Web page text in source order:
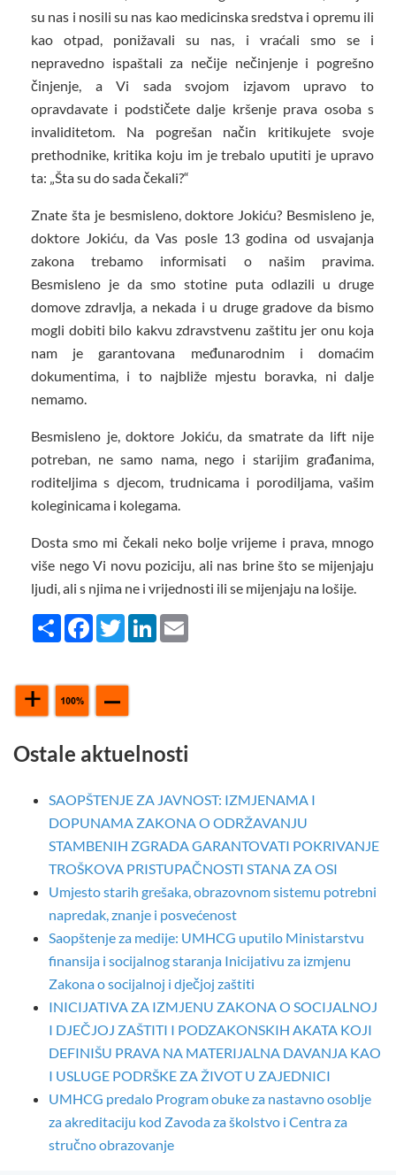
su nas i nosili su nas kao medicinska sredstva i opremu ili
kao otpad, ponižavali su nas, i vraćali smo se i
nepravedno ispaštali za nečije nečinjenje i pogrešno
činjenje, a Vi sada svojom izjavom upravo to
opravdavate i podstičete dalje kršenje prava osoba s
invaliditetom. Na pogrešan način kritikujete svoje
prethodnike, kritika koju im je trebalo uputiti je upravo
ta: „Šta su do sada čekali?“
Znate šta je besmisleno, doktore Jokiću? Besmisleno je,
doktore Jokiću, da Vas posle 13 godina od usvajanja
zakona trebamo informisati o našim pravima.
Besmisleno je da smo stotine puta odlazili u druge
domove zdravlja, a nekada i u druge gradove da bismo
mogli dobiti bilo kakvu zdravstvenu zaštitu jer onu koja
nam je garantovana međunarodnim i domaćim
dokumentima, i to najbliže mjestu boravka, ni dalje
nemamo.
Besmisleno je, doktore Jokiću, da smatrate da lift nije
potreban, ne samo nama, nego i starijim građanima,
roditeljima s djecom, trudnicama i porodiljama, vašim
koleginicama i kolegama.
Dosta smo mi čekali neko bolje vrijeme i prava, mnogo
više nego Vi novu poziciju, ali nas brine što se mijenjaju
ljudi, ali s njima ne i vrijednosti ili se mijenjaju na lošije.
Share FacebookTwitterLinkedIn
Ostale aktuelnosti
SAOPŠTENJE ZA JAVNOST: IZMJENAMA I
DOPUNAMA ZAKONA O ODRŽAVANJU
STAMBENIH ZGRADA GARANTOVATI POKRIVANJE
TROŠKOVA PRISTUPAČNOSTI STANA ZA OSI
Umjesto starih grešaka, obrazovnom sistemu potrebni
napredak, znanje i posvećenost
Saopštenje za medije: UMHCG uputilo Ministarstvu
finansija i socijalnog staranja Inicijativu za izmjenu
Zakona o socijalnoj i dječjoj zaštiti
INICIJATIVA ZA IZMJENU ZAKONA O SOCIJALNOJ
I DJEČJOJ ZAŠTITI I PODZAKONSKIH AKATA KOJI
DEFINIŠU PRAVA NA MATERIJALNA DAVANJA KAO
I USLUGE PODRŠKE ZA ŽIVOT U ZAJEDNICI
UMHCG predalo Program obuke za nastavno osoblje
za akreditaciju kod Zavoda za školstvo i Centra za
stručno obrazovanje